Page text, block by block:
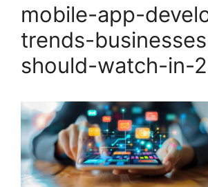
mobile-app-
trends-
should-watch-in-